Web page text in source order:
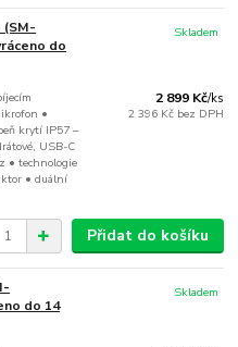
(SM-
do
•
krytí IP57 –
USB-C
• technologie
• duální
2 899 Kč/ks
2 396 Kč bez DPH
Skladem
Přidat do košíku
do 14
Skladem